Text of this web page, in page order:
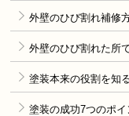
外壁のひび割れ補修
外壁のひび割れた所
塗装本来の役割を知
塗装の成功7つのポイ